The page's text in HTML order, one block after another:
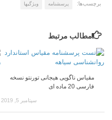
برچسب‌ها: پرسشنامه ویژگیها
مطالب مرتبط
مقیاس ناگویی هیجانی تورنتو نسخه
فارسی 20 ماده ای
سپتامبر 5, 2019